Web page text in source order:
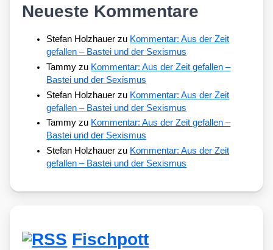
Neueste Kommentare
Stefan Holzhauer zu Kommentar: Aus der Zeit
gefallen – Bastei und der Sexismus
Tammy zu Kommentar: Aus der Zeit gefallen –
Bastei und der Sexismus
Stefan Holzhauer zu Kommentar: Aus der Zeit
gefallen – Bastei und der Sexismus
Tammy zu Kommentar: Aus der Zeit gefallen –
Bastei und der Sexismus
Stefan Holzhauer zu Kommentar: Aus der Zeit
gefallen – Bastei und der Sexismus
Fischpott